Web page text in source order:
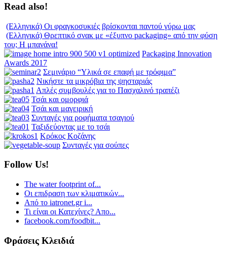
Read also!
(Ελληνικά) Οι φραγκοσυκιές βρίσκονται παντού γύρω μας
(Ελληνικά) Θρεπτικό σνακ με «έξυπνο packaging» από την φύση
του; Η μπανάνα!
Packaging Innovation
Awards 2017
Σεμινάριο “Υλικά σε επαφή με τρόφιμα”
Νικήστε τα μικρόβια της ψησταριάς
Απλές συμβουλές για το Πασχαλινό τραπέζι
Τσάι και ομορφιά
Τσάι και μαγειρική
Συνταγές για ροφήματα τσαγιού
Ταξιδεύοντας με το τσάι
Κρόκος Κοζάνης
Συνταγές για σούπες
Follow Us!
The water footprint of...
Οι επιδραση των κλιματικών...
Από το iatronet.gr i...
Τι είναι οι Κατεχίνες? Απο...
facebook.com/foodbit...
Φράσεις Κλειδιά